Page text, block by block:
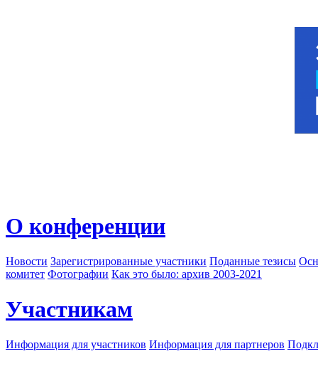
О конференции
Новости Зарегистрированные участники Поданные тезисы
комитет Фотографии Как это было: архив 2003-2021
Участникам
Информация для участников Информация для партнеров